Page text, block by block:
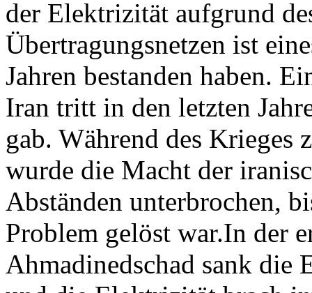
der Elektrizität aufgrund
Übertragungsnetzen ist
Jahren bestanden haben.
Iran tritt in den letzten
gab. Während des Krieges
wurde die Macht der
Abständen unterbrochen,
Problem gelöst war.In der
Ahmadinedschad sank die